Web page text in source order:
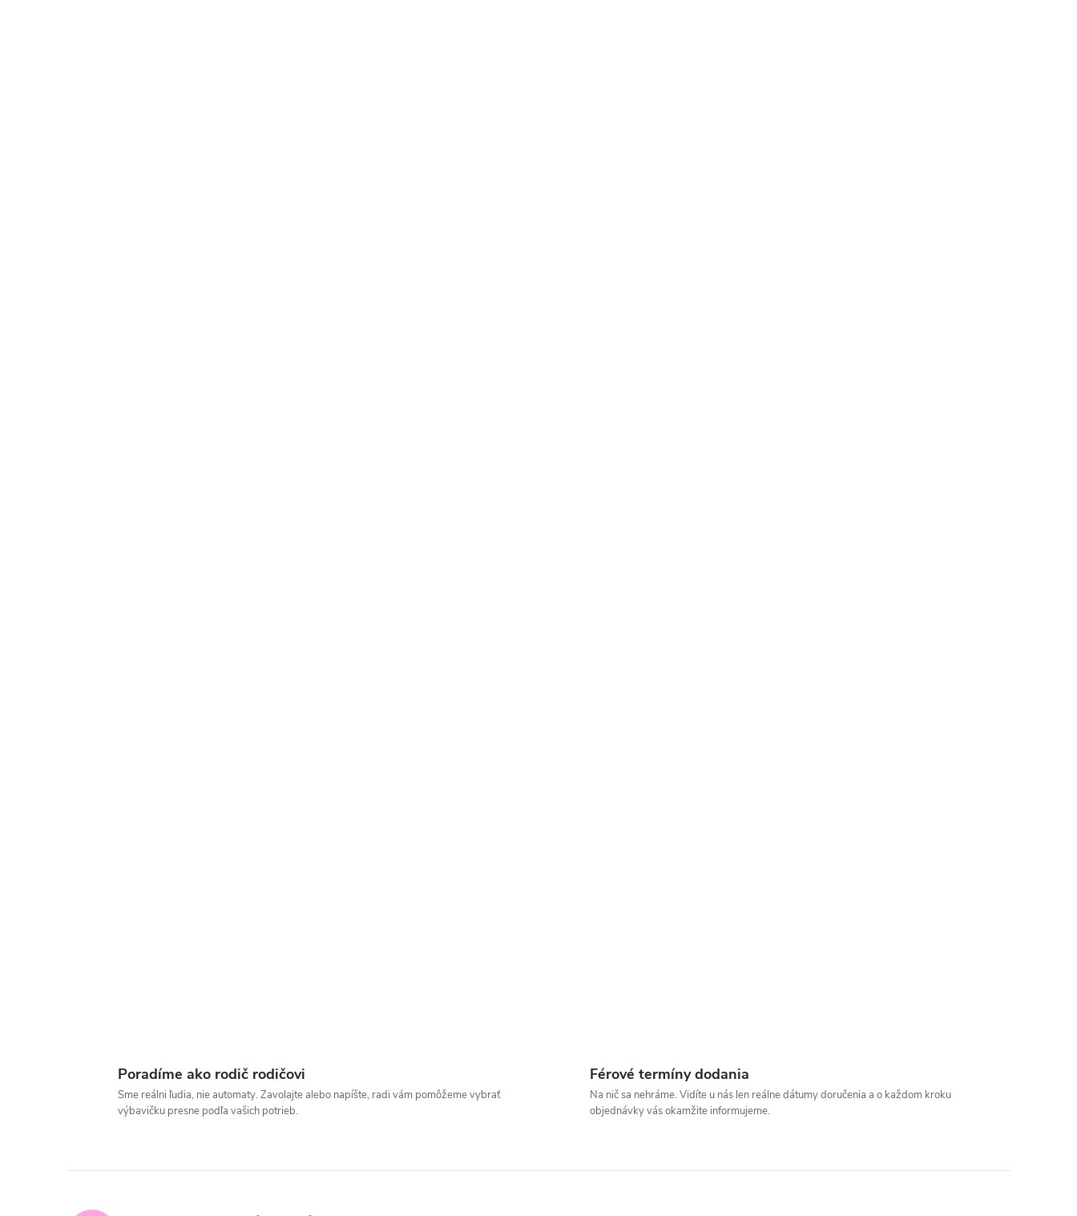
Poradíme ako rodič rodičovi
Sme reálni ľudia, nie automaty. Zavolajte alebo napíšte, radi vám pomôžeme vybrať
výbavičku presne podľa vašich potrieb.
Férové termíny dodania
Na nič sa nehráme. Vidíte u nás len reálne dátumy doručenia a o každom kroku
objednávky vás okamžite informujeme.